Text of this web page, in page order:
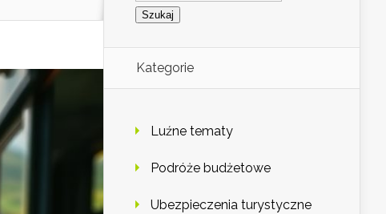
Kategorie
Luźne tematy
Podróże budżetowe
Ubezpieczenia turystyczne